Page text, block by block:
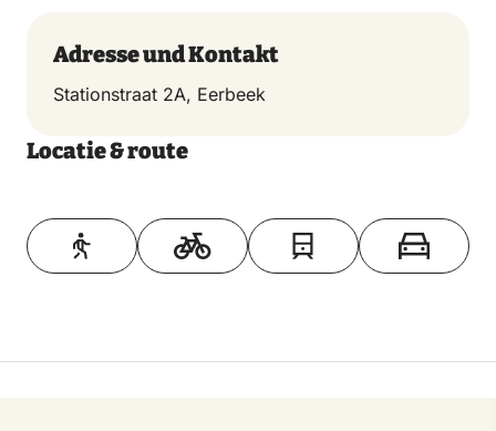
Adresse und Kontakt
Stationstraat 2A, Eerbeek
Locatie & route
Toon op kaart